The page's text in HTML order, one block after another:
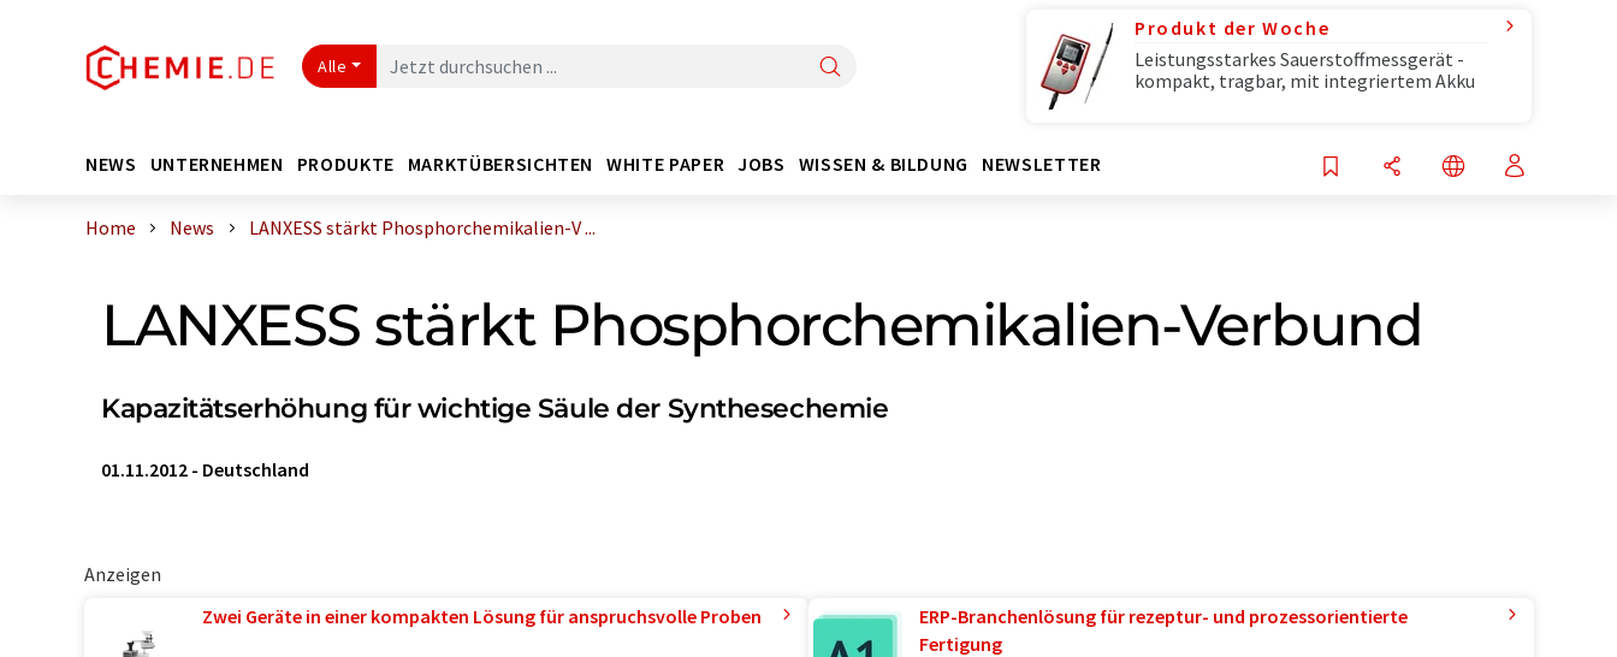
Alle
Produkt der Woche
Leistungsstarkes Sauerstoffmessgerät -
kompakt, tragbar, mit integriertem Akku
NEWS UNTERNEHMEN PRODUKTE MARKTÜBERSICHTEN WHITE PAPER JOBS WISSEN & BILDUNG NEWSLETTER
Home News LANXESS stärkt Phosphorchemikalien-V ...
LANXESS stärkt Phosphorchemikalien-Verbund
Kapazitätserhöhung für wichtige Säule der Synthesechemie
01.11.2012 - Deutschland
Anzeigen
Zwei Geräte in einer kompakten Lösung für anspruchsvolle Proben
ERP-Branchenlösung für rezeptur- und prozessorientierte
Fertigung